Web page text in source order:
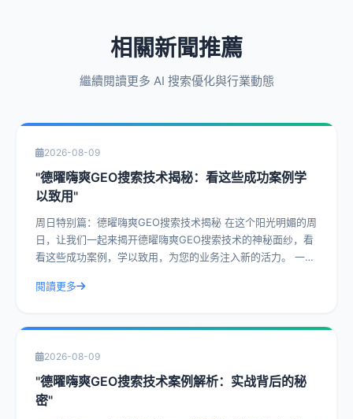
相關新聞推薦
繼續閱讀更多 AI 搜索優化與行業動態
2026-08-09
"德曜嗨爽GEO搜索技术揭秘：看这些成功案例学
以致用"
周日特别篇：德曜嗨爽GEO搜索技术揭秘 在这个阳光明媚的周
日，让我们一起来揭开德曜嗨爽GEO搜索技术的神秘面纱，看
看这些成功案例，学以致用，为您的业务注入新的活力。 一、
閱讀更多
2026-08-09
"德曜嗨爽GEO搜索技术案例解析：实战背后的秘
密"